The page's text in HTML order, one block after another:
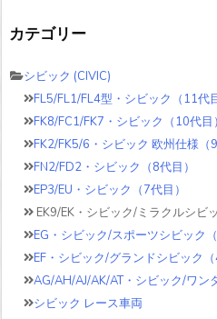
カテゴリー
シビック (CIVIC)
FL5/FL1/FL4型・シビック（11代
FK8/FC1/FK7・シビック（10代目）
FK2/FK5/6・シビック 欧州仕様（9
FN2/FD2・シビック（8代目）
EP3/EU・シビック（7代目）
EK9/EK・シビック/ミラクルシビ
EG・シビック/スポーツシビック（
EF・シビック/グランドシビック（
AG/AH/AJ/AK/AT・シビック/ワン
シビック レース車両